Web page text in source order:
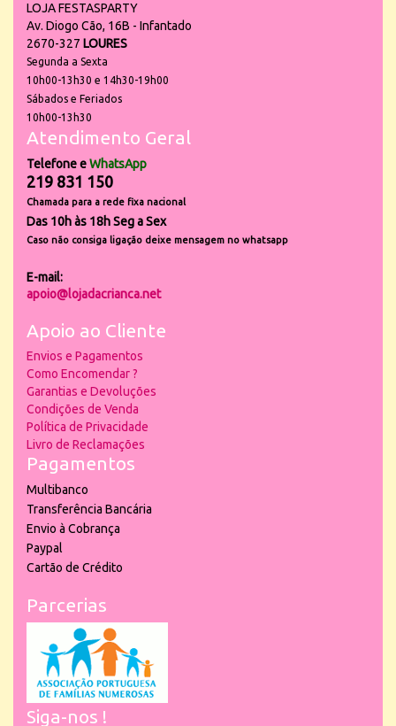
LOJA FESTASPARTY
Av. Diogo Cão, 16B - Infantado
2670-327 LOURES
Segunda a Sexta
10h00-13h30 e 14h30-19h00
Sábados e Feriados
10h00-13h30
Atendimento Geral
Telefone eWhatsApp
219 831 150
Chamada para a rede fixa nacional
Das 10h às 18h Seg a Sex
Caso não consiga ligação deixe mensagem no whatsapp
E-mail:
apoio@lojadacrianca.net
Apoio ao Cliente
Envios e Pagamentos
Como Encomendar ?
Garantias e Devoluções
Condições de Venda
Política de Privacidade
Livro de Reclamações
Pagamentos
Multibanco
Transferência Bancária
Envio à Cobrança
Paypal
Cartão de Crédito
Parcerias
Siga-nos !